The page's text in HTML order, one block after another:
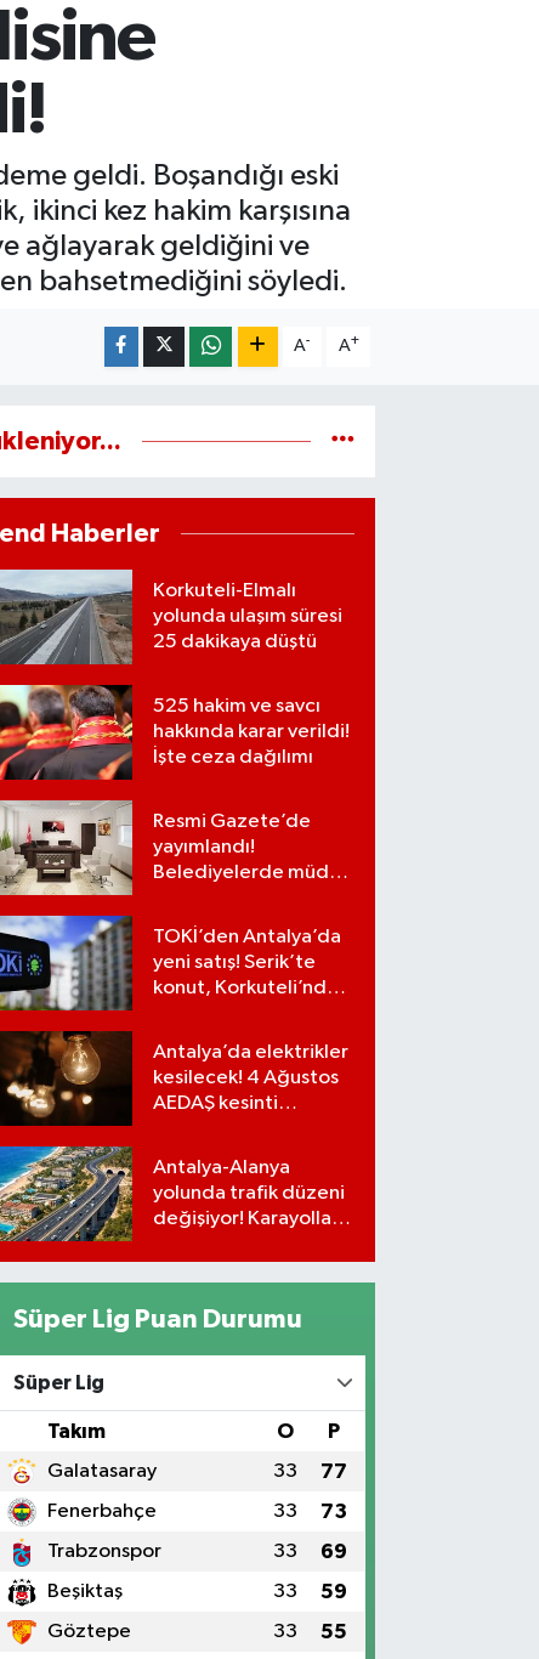
geldi. Boşandığı eski
ikinci kez hakim karşısına
ağlayarak geldiğini ve
bahsetmediğini söyledi.
A- A+
Haberler
Korkuteli-Elmalı
yolunda ulaşım süresi
25 dakikaya düştü
525 hakim ve savcı
hakkında karar verildi!
İşte ceza dağılımı
Resmi Gazete’de
yayımlandı!
Belediyelerde müdür
edilecek
TOKİ’den Antalya’da
yeni satış! Serik’te
konut, Korkuteli’nde
Antalya’da elektrikler
kesilecek! 4 Ağustos
AEDAŞ kesinti
Antalya-Alanya
yolunda trafik düzeni
değişiyor! Karayolları
Süper Lig Puan Durumu
Süper Lig
Takım O P
Galatasaray 33 77
Fenerbahçe 33 73
Trabzonspor 33 69
Beşiktaş 33 59
Göztepe 33 55